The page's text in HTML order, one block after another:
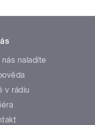
nás naladíte
v rádiu